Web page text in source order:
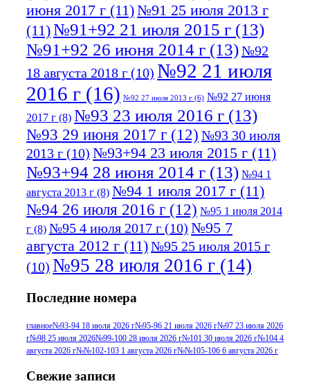
июня 2017 г (11)№91 25 июля 2013 г
(11)№91+92 21 июля 2015 г (13)
№91+92 26 июня 2014 г (13)№92
18 августа 2018 г (10) №92 21 июля
2016 г (16) №92 27 июля 2013 г (6) №92 27 июня
2017 г (8) №93 23 июля 2016 г (13)
№93 29 июня 2017 г (12) №93 30 июля
2013 г (10) №93+94 23 июля 2015 г (11)
№93+94 28 июня 2014 г (13) №94 1
августа 2013 г (8) №94 1 июля 2017 г (11)
№94 26 июля 2016 г (12) №95 1 июля 2014
г (8) №95 4 июля 2017 г (10) №95 7
августа 2012 г (11)№95 25 июля 2015 г
(10) №95 28 июля 2016 г (14)
июля 2017 г(11)№96 9 августа 2012
г(13) №96 28 июля 2015 г(9) №96+97 3
июля 2014 г(10)№96+97 30 июля
Последние номера
главное№93-94 18 июля 2026 г№95-96 21 июля 2026 г№97 23 июля 2026
г№98 25 июля 2026№99-100 28 июля 2026 г№101 30 июля 2026 г№104 4
августа 2026 г№№102-103 1 августа 2026 г№№105-106 6 августа 2026 г
Свежие записи